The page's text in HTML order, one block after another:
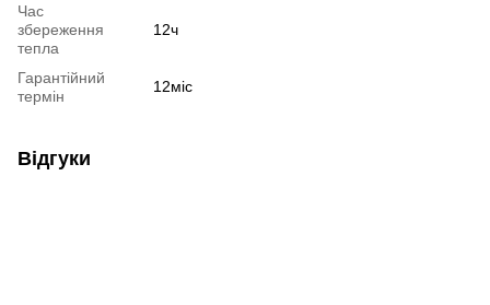
Час
збереження
тепла
12ч
Гарантійний
термін
12міс
Відгуки